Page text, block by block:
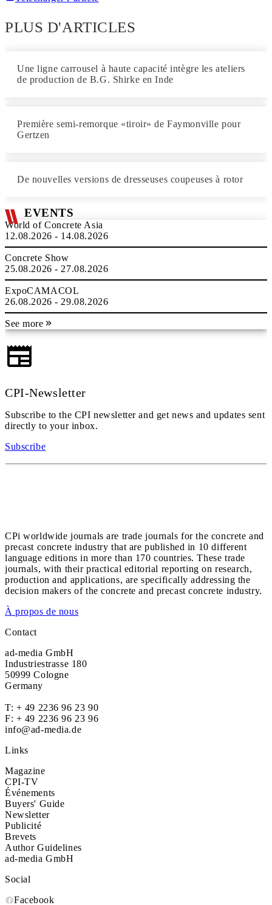
PLUS D'ARTICLES
Une ligne carrousel à haute capacité intègre les ateliers
de production de B.G. Shirke en Inde
Première semi-remorque «tiroir» de Faymonville pour
Gertzen
De nouvelles versions de dresseuses coupeuses à rotor
EVENTS
World of Concrete Asia
12.08.2026 - 14.08.2026
Concrete Show
25.08.2026 - 27.08.2026
ExpoCAMACOL
26.08.2026 - 29.08.2026
See more
CPI-Newsletter
Subscribe to the CPI newsletter and get news and updates sent
directly to your inbox.
Subscribe
CPi worldwide journals are trade journals for the concrete and
precast concrete industry that are published in 10 different
language editions in more than 170 countries. These trade
journals, with their practical editorial reporting on research,
production and applications, are specifically addressing the
decision makers of the concrete and precast concrete industry.
À propos de nous
Contact
ad-media GmbH
Industriestrasse 180
50999 Cologne
Germany
T: + 49 2236 96 23 90
F: + 49 2236 96 23 96
info@ad-media.de
Links
Magazine
CPI-TV
Événements
Buyers' Guide
Newsletter
Publicité
Brevets
Author Guidelines
ad-media GmbH
Social
Facebook